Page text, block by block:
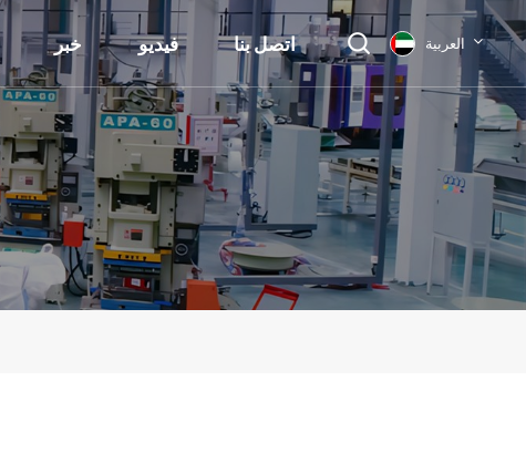
خبر فيديو اتصل بنا العربية
English
français
Deutsch
русский